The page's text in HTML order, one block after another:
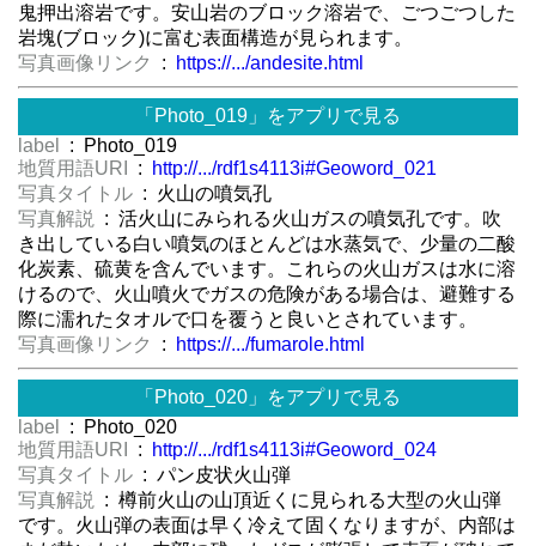
鬼押出溶岩です。安山岩のブロック溶岩で、ごつごつした
岩塊(ブロック)に富む表面構造が見られます。
写真画像リンク
: https://.../andesite.html
「Photo_019」をアプリで見る
label
: Photo_019
地質用語URI
:
http://.../rdf1s4113i#Geoword_021
写真タイトル : 火山の噴気孔
写真解説
: 活火山にみられる火山ガスの噴気孔です。吹
き出している白い噴気のほとんどは水蒸気で、少量の二酸
化炭素、硫黄を含んでいます。これらの火山ガスは水に溶
けるので、火山噴火でガスの危険がある場合は、避難する
際に濡れたタオルで口を覆うと良いとされています。
写真画像リンク
: https://.../fumarole.html
「Photo_020」をアプリで見る
label
: Photo_020
地質用語URI
:
http://.../rdf1s4113i#Geoword_024
写真タイトル : パン皮状火山弾
写真解説
: 樽前火山の山頂近くに見られる大型の火山弾
です。火山弾の表面は早く冷えて固くなりますが、内部は